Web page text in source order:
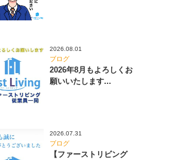
2026.08.01
ブログ
2026年8月もよろしくお
願いいたします...
2026.07.31
ブログ
【ファーストリビング